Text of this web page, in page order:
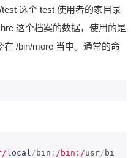
这个 test 使用者的家目录
这个档案的数据，使用的是
/bin/more 当中。通常的命
local / bin : /bin:/usr/ bi